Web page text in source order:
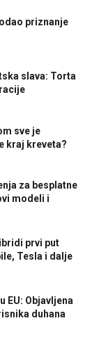
priznanje
slava: Torta
sve je
kraj kreveta?
za besplatne
modeli i
prvi put
Tesla i dalje
EU: Objavljena
duhana